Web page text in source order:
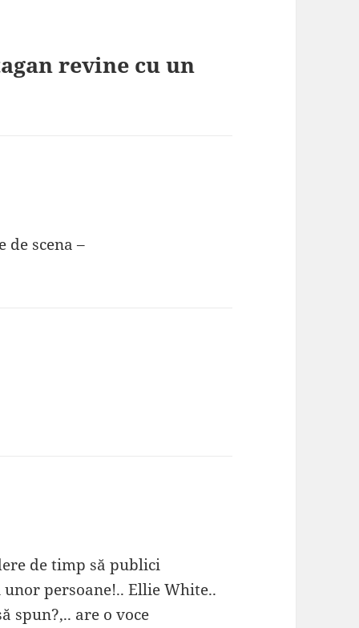
revine cu un
de scena –
de timp să publici
persoane!.. Ellie White..
spun?,.. are o voce